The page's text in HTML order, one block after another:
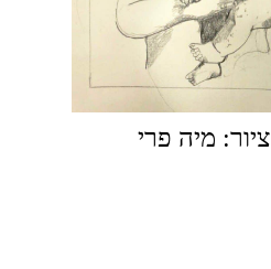
ציור: מיה פרי